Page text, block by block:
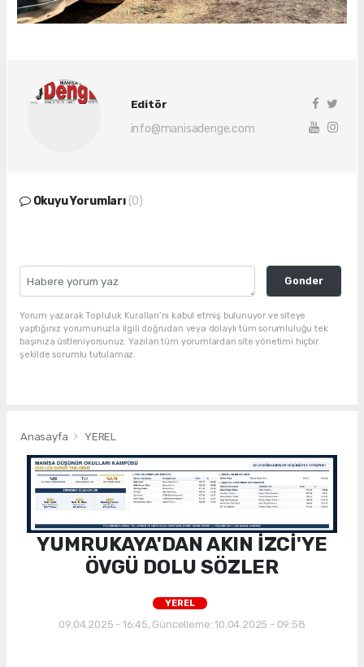
Editör
info@manisadenge.com
Okuyu Yorumları (0)
Gonder
Yorum yazarak Topluluk Kuralları’nı kabul etmiş bulunuyor ve siteye
yaptığınız yorumunuzla ilgili doğrudan veya dolaylı tüm sorumluluğu tek
başınıza üstleniyorsunuz. Yazılan tüm yorumlardan site yönetimi hiçbir
şekilde sorumlu tutulamaz.
Anasayfa YEREL
YUMRUKAYA'DAN AKIN İZCİ'YE
ÖVGÜ DOLU SÖZLER
YEREL
09.04.2025 - 16:45, Güncelleme: 10.04.2025 - 09:58